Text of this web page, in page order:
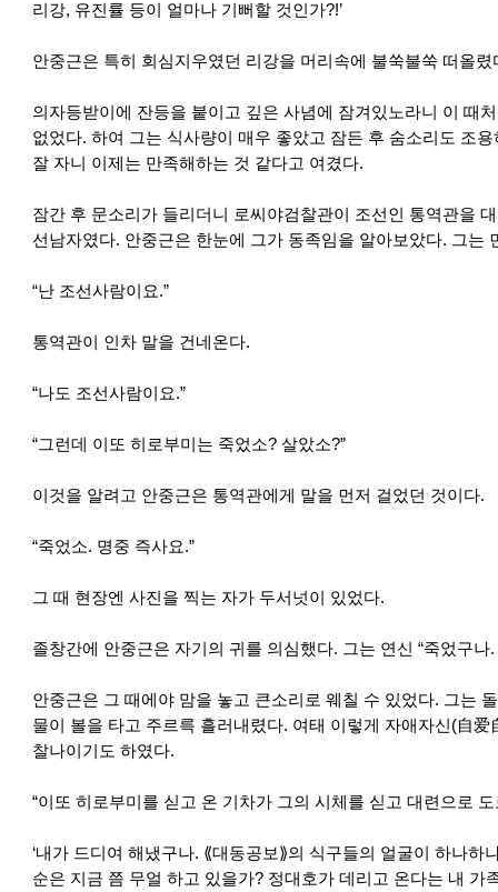
리강, 유진률 등이 얼마나 기뻐할 것인가?!’
안중근은 특히 회심지우였던 리강을 머리속에 불쑥불쑥 떠올렸
의자등받이에 잔등을 붙이고 깊은 사념에 잠겨있노라니 이 때
없었다. 하여 그는 식사량이 매우 좋았고 잠든 후 숨소리도 조
잘 자니 이제는 만족해하는 것 같다고 여겼다.
잠간 후 문소리가 들리더니 로씨야검찰관이 조선인 통역관을
선남자였다. 안중근은 한눈에 그가 동족임을 알아보았다. 그는
“난 조선사람이요.”
통역관이 인차 말을 건네온다.
“나도 조선사람이요.”
“그런데 이또 히로부미는 죽었소? 살았소?”
이것을 알려고 안중근은 통역관에게 말을 먼저 걸었던 것이다.
“죽었소. 명중 즉사요.”
그 때 현장엔 사진을 찍는 자가 두서넛이 있었다.
졸창간에 안중근은 자기의 귀를 의심했다. 그는 연신 “죽었구
안중근은 그 때에야 맘을 놓고 큰소리로 웨칠 수 있었다. 그는
물이 볼을 타고 주르륵 흘러내렸다. 여태 이렇게 자애자신(自
찰나이기도 하였다.
“이또 히로부미를 싣고 온 기차가 그의 시체를 싣고 대련으로 도
‘내가 드디여 해냈구나. ⟪대동공보⟫의 식구들의 얼굴이 하나하
순은 지금 쯤 무얼 하고 있을가? 정대호가 데리고 온다는 내 가